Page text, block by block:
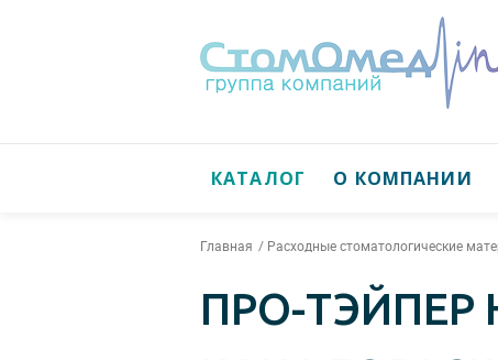
КАТАЛОГ О КОМПАНИИ
Главная Расходные стоматологические
ПРО-ТЭЙПЕР